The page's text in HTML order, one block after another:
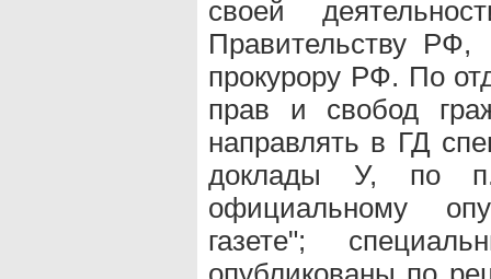
своей
Правительству
прокурору РФ. По
прав и свобод
направлять в ГД
доклады У, по
официальному
газете";